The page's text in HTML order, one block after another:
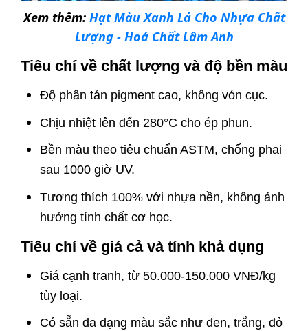
Xem thêm: Hạt Màu Xanh Lá Cho Nhựa Chất
Lượng - Hoá Chất Lâm Anh
Tiêu chí về chất lượng và độ bền màu
Độ phân tán pigment cao, không vón cục.
Chịu nhiệt lên đến 280°C cho ép phun.
Bền màu theo tiêu chuẩn ASTM, chống phai
sau 1000 giờ UV.
Tương thích 100% với nhựa nền, không ảnh
hưởng tính chất cơ học.
Tiêu chí về giá cả và tính khả dụng
Giá cạnh tranh, từ 50.000-150.000 VNĐ/kg
tùy loại.
Có sẵn đa dạng màu sắc như đen, trắng, đỏ